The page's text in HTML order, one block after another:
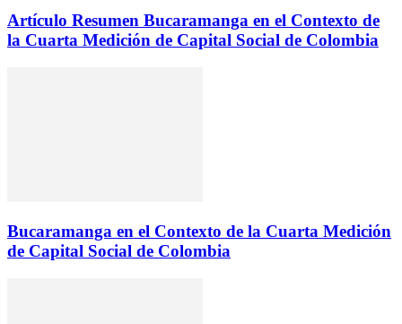
Artículo Resumen Bucaramanga en el Contexto de
la Cuarta Medición de Capital Social de Colombia
Bucaramanga en el Contexto de la Cuarta Medición
de Capital Social de Colombia